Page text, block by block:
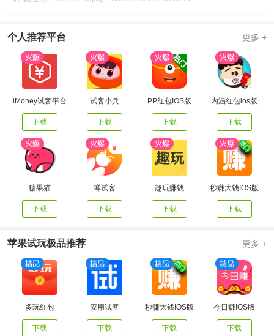
个人推荐平台 更多 +
iMoney试客平台
下载
试客小兵
下载
PP红包IOS版
下载
内涵红包ios版
下载
糖果猫
下载
蝉试客
下载
趣玩赚钱
下载
秒赚大钱IOS版
下载
苹果试玩极品推荐 更多 +
多玩红包
下载
应用试客
下载
秒赚大钱IOS版
下载
今日赚IOS版
下载